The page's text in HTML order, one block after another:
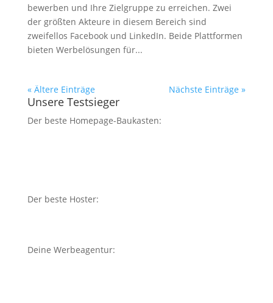
bewerben und Ihre Zielgruppe zu erreichen. Zwei
der größten Akteure in diesem Bereich sind
zweifellos Facebook und LinkedIn. Beide Plattformen
bieten Werbelösungen für...
« Ältere Einträge Nächste Einträge »
Unsere Testsieger
Der beste Homepage-Baukasten:
Der beste Hoster:
Deine Werbeagentur: